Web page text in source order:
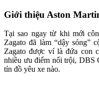
Giới thiệu Aston
Tại sao ngay từ khi mới
Zagato đã làm “dậy sóng”
Zagato được ví là đứa con
nhiều ưu điểm nổi trội, DBS
tín đồ yêu xe nào.